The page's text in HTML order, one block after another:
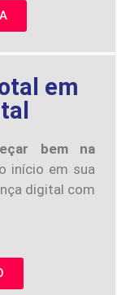
em
bem na
início em sua
digital com